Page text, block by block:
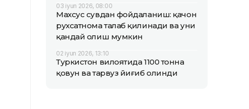
03 iyun 2026, 08:00
Махсус сувдан фойдаланиш: қачон
рухсатнома талаб қилинади ва уни
қандай олиш мумкин
02 iyun 2026, 13:10
Туркистон вилоятида 1100 тонна
қовун ва тарвуз йиғиб олинди